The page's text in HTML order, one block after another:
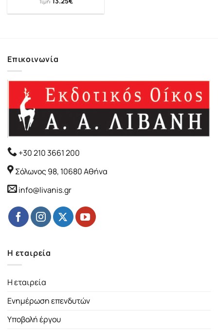
Επικοινωνία
+30 210 3661 200
Σόλωνος 98, 10680 Αθήνα
info@livanis.gr
Η εταιρεία
Η εταιρεία
Ενημέρωση επενδυτών
Υποβολή έργου